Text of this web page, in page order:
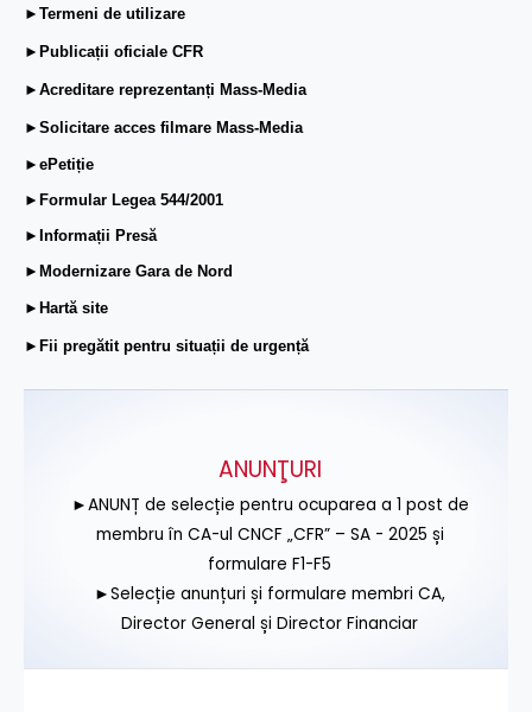
►Termeni de utilizare
►Publicații oficiale CFR
►Acreditare reprezentanți Mass-Media
►Solicitare acces filmare Mass-Media
►ePetiție
►Formular Legea 544/2001
►Informații Presă
►Modernizare Gara de Nord
►Hartă site
►Fii pregătit pentru situații de urgență
ANUNŢURI
►ANUNȚ de selecție pentru ocuparea a 1 post de
membru în CA-ul CNCF „CFR” – SA - 2025 și
formulare F1-F5
►Selecție anunțuri și formulare membri CA,
Director General și Director Financiar